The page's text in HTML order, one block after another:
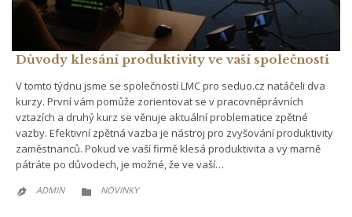
Důvody klesání produktivity ve vaší společnosti
V tomto týdnu jsme se společností LMC pro seduo.cz natáčeli dva
kurzy. První vám pomůže zorientovat se v pracovněprávních
vztazích a druhý kurz se věnuje aktuální problematice zpětné
vazby. Efektivní zpětná vazba je nástroj pro zvyšování produktivity
zaměstnanců. Pokud ve vaší firmě klesá produktivita a vy marně
pátráte po důvodech, je možné, že ve vaší…
 ADMIN  CATEGORY
NOVINKY